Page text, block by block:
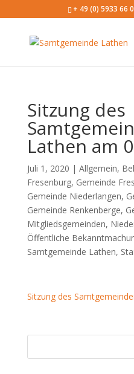
+ 49 (0) 5933 66 0
Sitzung des
Lathen am
Juli 1, 2020 | Allgemein,
Fresenburg, Gemeinde
Gemeinde Niederlangen,
Gemeinde Renkenberge,
Mitgliedsgemeinden,
Öffentliche
Samtgemeinde Lathen,
Sitzung des